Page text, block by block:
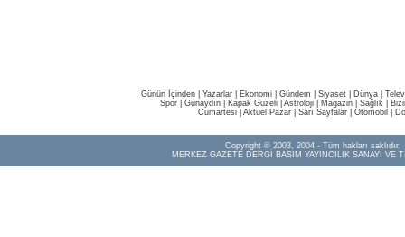
Günün İçinden Yazarlar Ekonomi Gündem Siyaset Dünya |
Spor
Günaydın Kapak Güzeli Astroloji Magazin Sağlık
Cumartesi| Aktüel Pazar| Sarı Sayfalar| Otomobil
Copyright © 2003, 2004 - Tüm hakları saklıdır.
MERKEZ GAZETE DERGİ BASIM YAYINCILIK SANAYİ VE